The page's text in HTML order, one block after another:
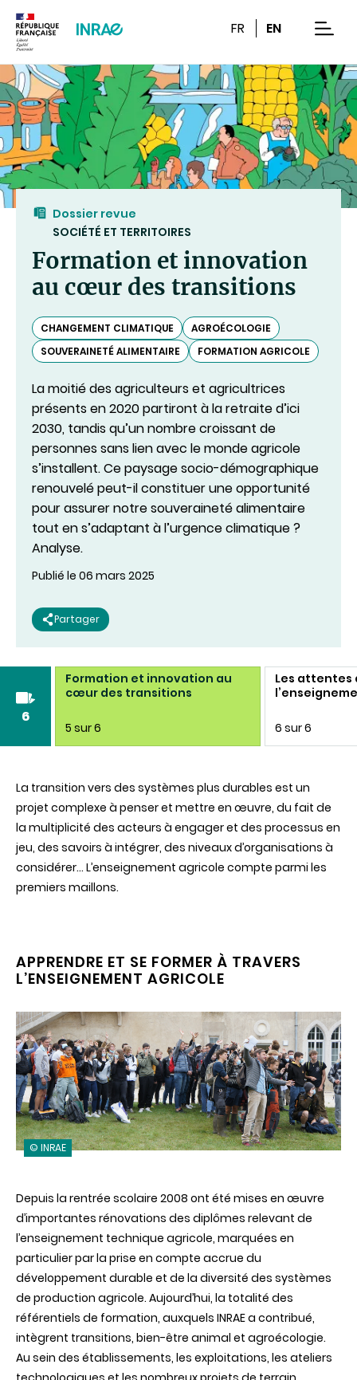
FR EN
Dossier revue
SOCIÉTÉ ET TERRITOIRES
Formation et innovation
au cœur des transitions
CHANGEMENT CLIMATIQUE
AGROÉCOLOGIE
SOUVERAINETÉ ALIMENTAIRE
FORMATION AGRICOLE
La moitié des agriculteurs et agricultrices
présents en 2020 partiront à la retraite d’ici
2030, tandis qu’un nombre croissant de
personnes sans lien avec le monde agricole
s’installent. Ce paysage socio-démographique
renouvelé peut-il constituer une opportunité
pour assurer notre souveraineté alimentaire
tout en s’adaptant à l’urgence climatique ?
Analyse.
Publié le 06 mars 2025
Partager
6
Formation et innovation au
cœur des transitions
5 sur 6
Les attentes
6 sur 6
La transition vers des systèmes plus durables est un
projet complexe à penser et mettre en œuvre, du fait de
la multiplicité des acteurs à engager et des processus en
jeu, des savoirs à intégrer, des niveaux d’organisations à
considérer… L’enseignement agricole compte parmi les
premiers maillons.
APPRENDRE ET SE FORMER À TRAVERS
L’ENSEIGNEMENT AGRICOLE
© INRAE
Depuis la rentrée scolaire 2008 ont été mises en œuvre
d’importantes rénovations des diplômes relevant de
l’enseignement technique agricole, marquées en
particulier par la prise en compte accrue du
développement durable et de la diversité des systèmes
de production agricole. Aujourd’hui, la totalité des
référentiels de formation, auxquels INRAE a contribué,
intègrent transitions, bien-être animal et agroécologie.
Au sein des établissements, les exploitations, les ateliers